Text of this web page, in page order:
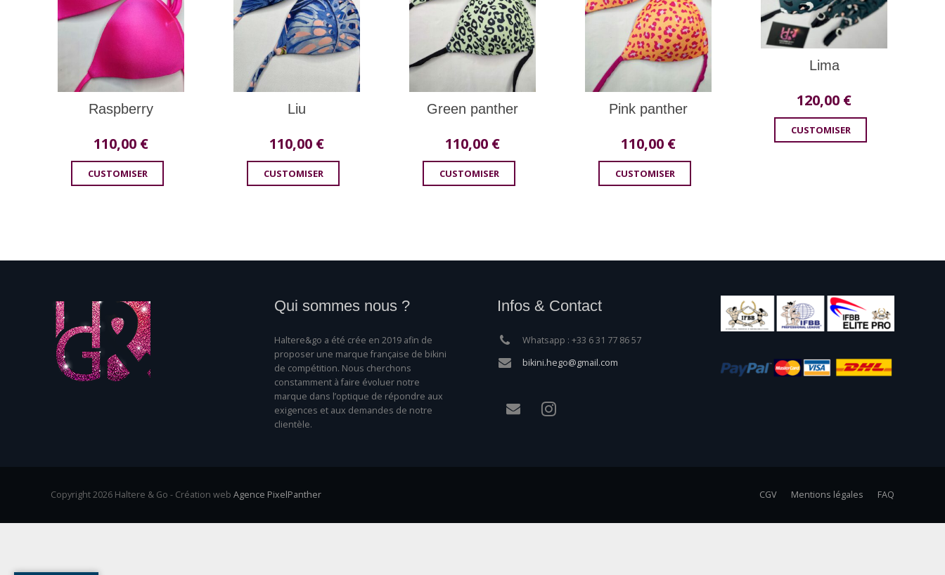
Raspberry
110,00 €
CUSTOMISER
Liu
110,00 €
CUSTOMISER
Green panther
110,00 €
CUSTOMISER
Pink panther
110,00 €
CUSTOMISER
Lima
120,00 €
CUSTOMISER
Qui sommes nous ?
Haltere&go a été crée en 2019 afin de
proposer une marque française de bikini
de compétition. Nous cherchons
constamment à faire évoluer notre
marque dans l’optique de répondre aux
exigences et aux demandes de notre
clientèle.
Infos & Contact
Whatsapp : +33 6 31 77 86 57
bikini.hego@gmail.com
CGV Mentions légales FAQ
Copyright 2026 Haltere & Go - Création web Agence PixelPanther